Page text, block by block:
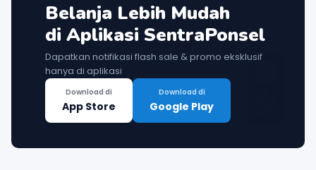
Belanja Lebih Mudah
di Aplikasi SentraPonsel
Dapatkan notifikasi flash sale & promo eksklusif
hanya di aplikasi
Download di
App Store
Download di
Google Play